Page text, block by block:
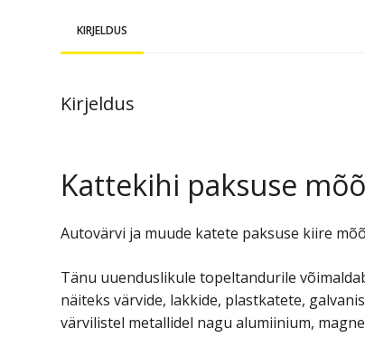
KIRJELDUS
Kirjeldus
Kattekihi paksuse
Autovärvi ja muude katete paksuse kiire
Tänu uuenduslikule topeltandurile
näiteks värvide, lakkide, plastkatete,
värvilistel metallidel nagu alumiinium,